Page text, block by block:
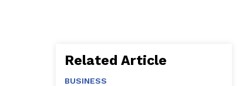
Related Article
BUSINESS